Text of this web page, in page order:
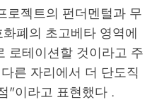
로젝트의 펀더멘털과 무
폐의 초고베타 영역에
로테이션할 것이라고 주
른 자리에서 더 단도직
"이라고 표현했다 .